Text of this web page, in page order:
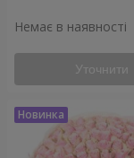
Немає в наявності
Уточнити